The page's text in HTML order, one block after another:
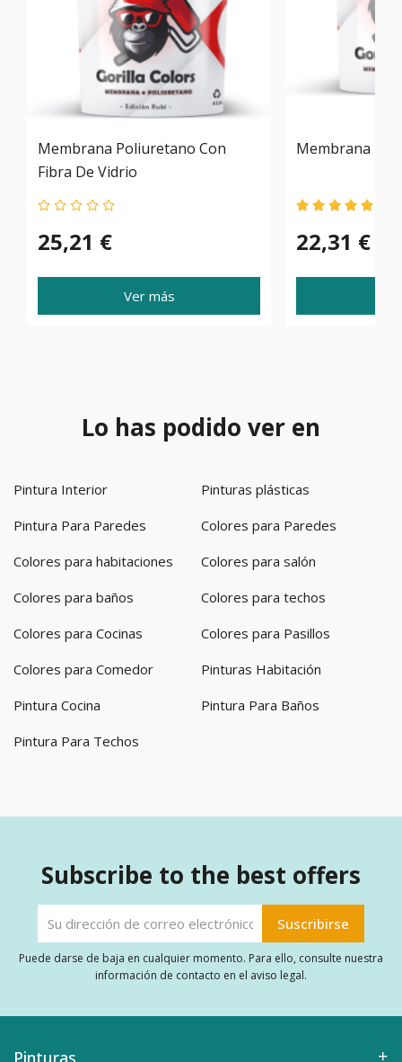
Membrana Poliuretano Con
Fibra De Vidrio
25,21 €
Ver más
Membrana De
22,31 €
Lo has podido ver en
Pintura Interior
Pinturas plásticas
Pintura Para Paredes
Colores para Paredes
Colores para habitaciones
Colores para salón
Colores para baños
Colores para techos
Colores para Cocinas
Colores para Pasillos
Colores para Comedor
Pinturas Habitación
Pintura Cocina
Pintura Para Baños
Pintura Para Techos
Subscribe to the best offers
Puede darse de baja en cualquier momento. Para ello, consulte nuestra
información de contacto en el aviso legal.
Pinturas